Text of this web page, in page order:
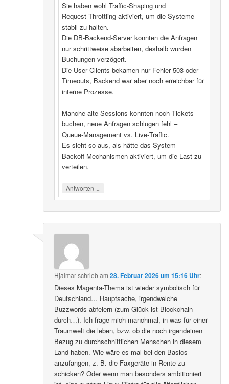
Sie haben wohl Traffic‑Shaping und
Request‑Throttling aktiviert, um die Systeme
stabil zu halten.
Die DB‑Backend-Server konnten die Anfragen
nur schrittweise abarbeiten, deshalb wurden
Buchungen verzögert.
Die User‑Clients bekamen nur Fehler 503 oder
Timeouts, Backend war aber noch erreichbar für
interne Prozesse.
Manche alte Sessions konnten noch Tickets
buchen, neue Anfragen schlugen fehl –
Queue‑Management vs. Live‑Traffic.
Es sieht so aus, als hätte das System
Backoff‑Mechanismen aktiviert, um die Last zu
verteilen.
Antworten ↓
Hjalmarschriebam28. Februar 2026 um 15:16 Uhr:
Dieses Magenta-Thema ist wieder symbolisch für
Deutschland… Hauptsache, irgendwelche
Buzzwords abfeiern (zum Glück ist Blockchain
durch…). Ich frage mich manchmal, in was für einer
Traumwelt die leben, bzw. ob die noch irgendeinen
Bezug zu durchschnittlichen Menschen in diesem
Land haben. Wie wäre es mal bei den Basics
anzufangen, z. B. die Faxgeräte in Rente zu
schicken? Oder wenn man besonders ambitioniert